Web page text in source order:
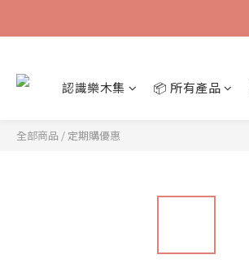
認識樂木集 📦 所有產品
全部商品 / 定期購優惠